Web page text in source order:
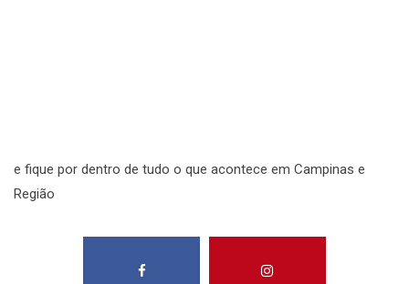
e fique por dentro de tudo o que acontece em Campinas e
Região